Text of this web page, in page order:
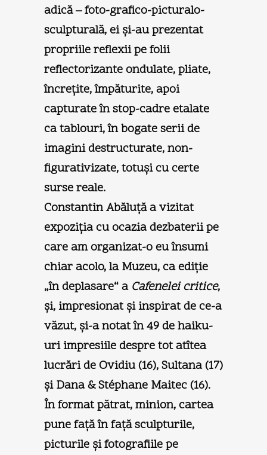
adică – foto-grafico-picturalo-
sculpturală, ei şi-au prezentat
propriile reflexii pe folii
reflectorizante ondulate, pliate,
încreţite, împăturite, apoi
capturate în stop-cadre etalate
ca tablouri, în bogate serii de
imagini destructurate, non-
figurativizate, totuşi cu certe
surse reale.
Constantin Abăluţă a vizitat
expoziţia cu ocazia dezbaterii pe
care am organizat-o eu însumi
chiar acolo, la Muzeu, ca ediţie
„în deplasare“ a Cafenelei critice,
şi, impresionat şi inspirat de ce-a
văzut, şi-a notat în 49 de haiku-
uri impresiile despre tot atîtea
lucrări de Ovidiu (16), Sultana (17)
şi Dana & Stéphane Maitec (16).
În format pătrat, minion, cartea
pune faţă în faţă sculpturile,
picturile şi fotografiile pe